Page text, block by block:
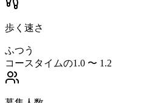
歩く速さ
ふつう
コースタイムの1.0 〜 1.2